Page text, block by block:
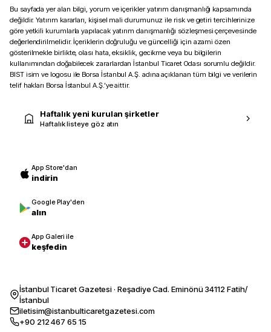
Bu sayfada yer alan bilgi, yorum ve içerikler yatırım danışmanlığı kapsamında
değildir. Yatırım kararları, kişisel mali durumunuz ile risk ve getiri tercihlerinize
göre yetkili kurumlarla yapılacak yatırım danışmanlığı sözleşmesi çerçevesinde
değerlendirilmelidir. İçeriklerin doğruluğu ve güncelliği için azami özen
gösterilmekle birlikte, olası hata, eksiklik, gecikme veya bu bilgilerin
kullanımından doğabilecek zararlardan İstanbul Ticaret Odası sorumlu değildir.
BIST isim ve logosu ile Borsa İstanbul A.Ş. adına açıklanan tüm bilgi ve verilerin
telif hakları Borsa İstanbul A.Ş.’ye aittir.
Haftalık yeni kurulan şirketler
Haftalık listeye göz atın
App Store'dan
indirin
Google Play'den
alın
App Galeri ile
keşfedin
İstanbul Ticaret Gazetesi · Reşadiye Cad. Eminönü 34112 Fatih/
İstanbul
iletisim@istanbulticaretgazetesi.com
+90 212 467 65 15